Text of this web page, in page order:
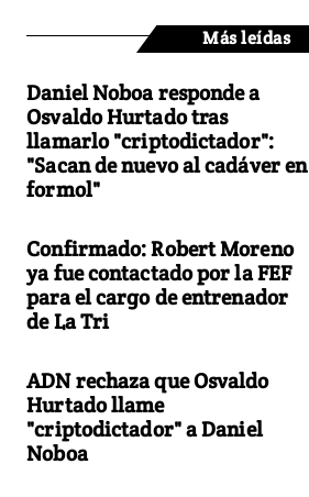
Más leídas
Daniel Noboa responde a
Osvaldo Hurtado tras
llamarlo "criptodictador":
"Sacan de nuevo al cadáver en
formol"
Confirmado: Robert Moreno
ya fue contactado por la FEF
para el cargo de entrenador
de La Tri
ADN rechaza que Osvaldo
Hurtado llame
"criptodictador" a Daniel
Noboa